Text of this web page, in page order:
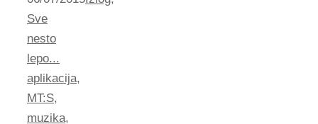
Sve
nesto
lepo...
aplikacija,
MT:S,
muzika,